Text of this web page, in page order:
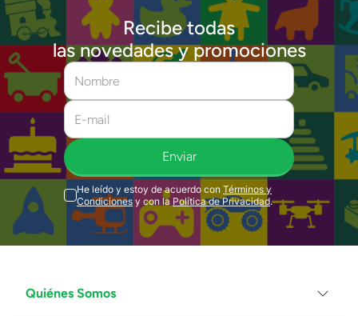
Recibe todas
las novedades y promociones
Enviar
He leído y estoy de acuerdo con Términos y
Condiciones y con la Política de Privacidad.
Quiénes Somos